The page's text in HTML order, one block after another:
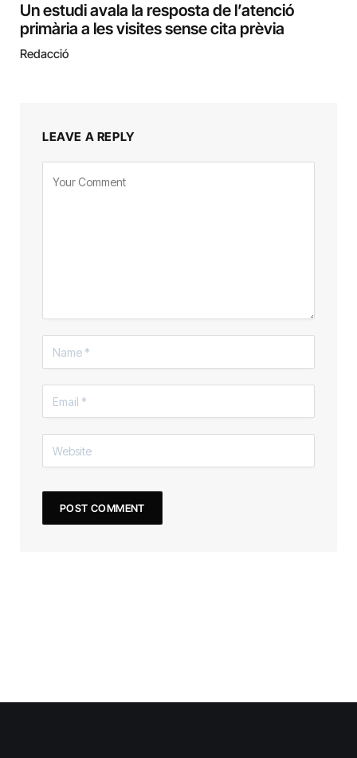
Un estudi avala la resposta de l’atenció
primària a les visites sense cita prèvia
Redacció
LEAVE A REPLY